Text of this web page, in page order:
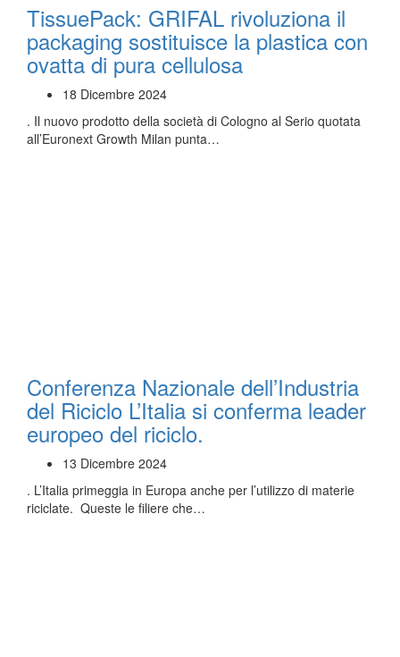
TissuePack: GRIFAL rivoluziona il
packaging sostituisce la plastica con
ovatta di pura cellulosa
18 Dicembre 2024
. Il nuovo prodotto della società di Cologno al Serio quotata
all’Euronext Growth Milan punta…
Conferenza Nazionale dell’Industria
del Riciclo L’Italia si conferma leader
europeo del riciclo.
13 Dicembre 2024
. L’Italia primeggia in Europa anche per l’utilizzo di materie
riciclate. Queste le filiere che…